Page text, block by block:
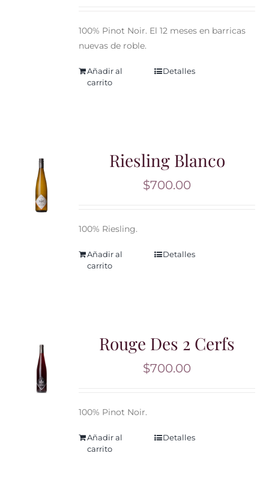
100% Pinot Noir. El 12 meses en barricas
nuevas de roble.
Añadir al
carrito
Detalles
Riesling Blanco
$700.00
100% Riesling.
Añadir al
carrito
Detalles
Rouge Des 2 Cerfs
$700.00
100% Pinot Noir.
Añadir al
carrito
Detalles